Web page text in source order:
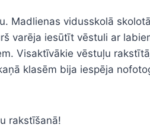
Madlienas vidusskolā
varēja iesūtīt vēstuli ar
Visaktīvākie vēstuļu
klasēm bija iespēja
rakstīšanā!